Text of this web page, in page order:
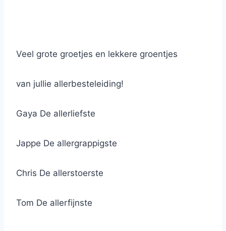
Veel grote groetjes en lekkere groentjes
van jullie allerbesteleiding!
Gaya De allerliefste
Jappe De allergrappigste
Chris De allerstoerste
Tom De allerfijnste